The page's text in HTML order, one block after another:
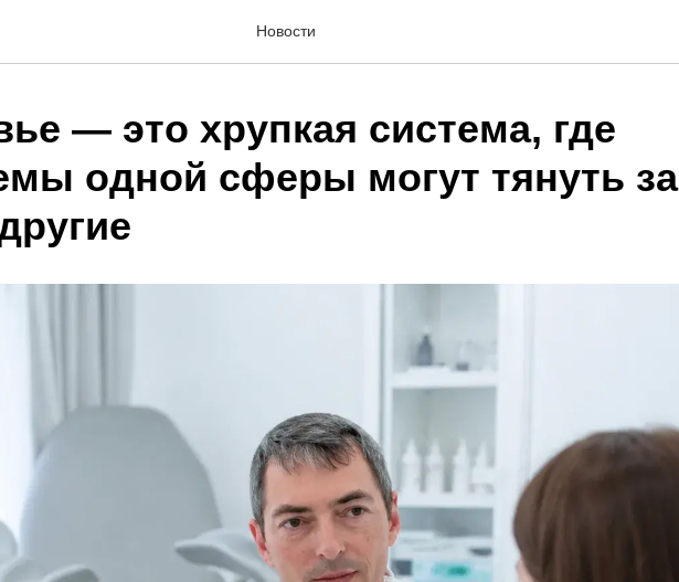
Новости
— это хрупкая система, где
одной сферы могут тянуть за